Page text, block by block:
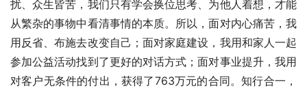
用反省、布施去改变自己；面对家庭建设，我用和家人一起
参加公益活动找到了更好的对话方式；面对事业提升，我用
对客户无条件的付出，获得了763万元的合同。知行合一，
努力地改变自己。